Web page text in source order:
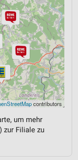
contributors
um mehr
zur Filiale zu